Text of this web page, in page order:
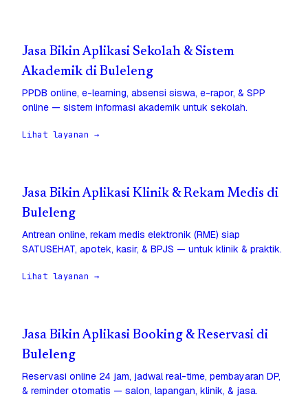
Jasa Bikin Aplikasi Sekolah & Sistem
Akademik di Buleleng
PPDB online, e-learning, absensi siswa, e-rapor, & SPP
online — sistem informasi akademik untuk sekolah.
Lihat layanan →
Jasa Bikin Aplikasi Klinik & Rekam Medis di
Buleleng
Antrean online, rekam medis elektronik (RME) siap
SATUSEHAT, apotek, kasir, & BPJS — untuk klinik & praktik.
Lihat layanan →
Jasa Bikin Aplikasi Booking & Reservasi di
Buleleng
Reservasi online 24 jam, jadwal real-time, pembayaran DP,
& reminder otomatis — salon, lapangan, klinik, & jasa.